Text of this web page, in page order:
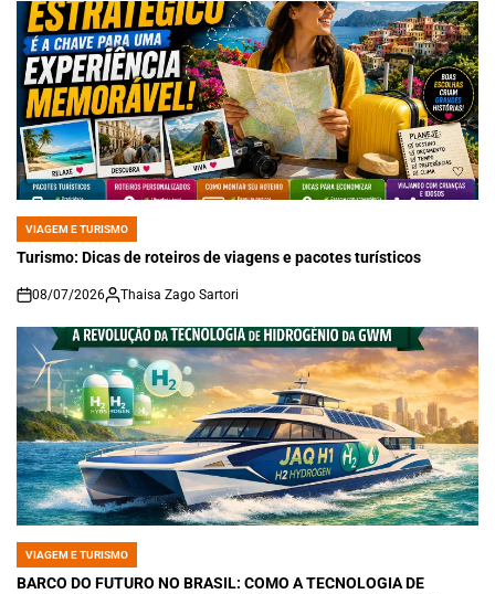
POSTED
IN
VIAGEM E TURISMO
Turismo: Dicas de roteiros de viagens e pacotes turísticos
on
08/07/2026 Thaisa Zago Sartori
POSTED
IN
VIAGEM E TURISMO
BARCO DO FUTURO NO BRASIL: COMO A TECNOLOGIA DE